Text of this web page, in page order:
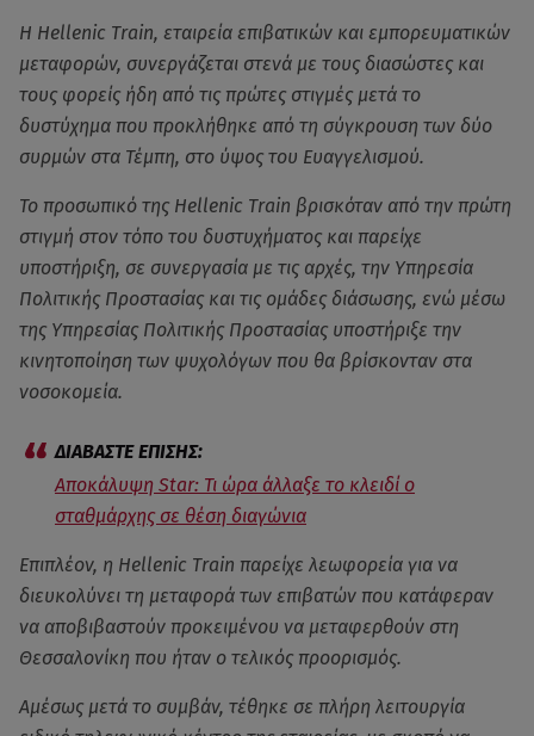
Η Hellenic Train, εταιρεία επιβατικών και εμπορευματικών
μεταφορών, συνεργάζεται στενά με τους διασώστες και
τους φορείς ήδη από τις πρώτες στιγμές μετά το
δυστύχημα που προκλήθηκε από τη σύγκρουση των δύο
συρμών στα Τέμπη, στο ύψος του Ευαγγελισμού.
Το προσωπικό της Hellenic Train βρισκόταν από την πρώτη
στιγμή στον τόπο του δυστυχήματος και παρείχε
υποστήριξη, σε συνεργασία με τις αρχές, την Υπηρεσία
Πολιτικής Προστασίας και τις ομάδες διάσωσης, ενώ μέσω
της Υπηρεσίας Πολιτικής Προστασίας υποστήριξε την
κινητοποίηση των ψυχολόγων που θα βρίσκονταν στα
νοσοκομεία.
Αποκάλυψη Star: Τι ώρα άλλαξε το κλειδί ο
σταθμάρχης σε θέση διαγώνια
Επιπλέον, η Hellenic Train παρείχε λεωφορεία για να
διευκολύνει τη μεταφορά των επιβατών που κατάφεραν
να αποβιβαστούν προκειμένου να μεταφερθούν στη
Θεσσαλονίκη που ήταν ο τελικός προορισμός.
Αμέσως μετά το συμβάν, τέθηκε σε πλήρη λειτουργία